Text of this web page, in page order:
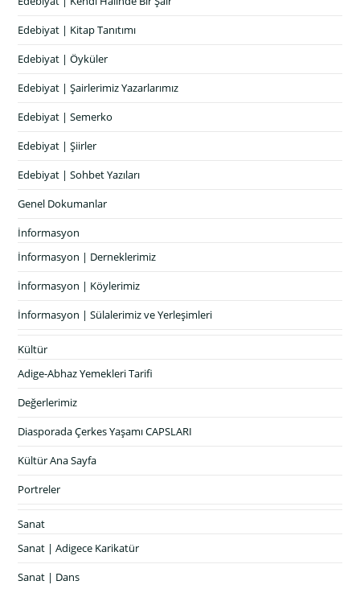
Edebiyat | Kitap Tanıtımı
Edebiyat | Öyküler
Edebiyat | Şairlerimiz Yazarlarımız
Edebiyat | Semerko
Edebiyat | Şiirler
Edebiyat | Sohbet Yazıları
Genel Dokumanlar
İnformasyon
İnformasyon | Derneklerimiz
İnformasyon | Köylerimiz
İnformasyon | Sülalerimiz ve Yerleşimleri
Kültür
Adige-Abhaz Yemekleri Tarifi
Değerlerimiz
Diasporada Çerkes Yaşamı CAPSLARI
Kültür Ana Sayfa
Portreler
Sanat
Sanat | Adigece Karikatür
Sanat | Dans